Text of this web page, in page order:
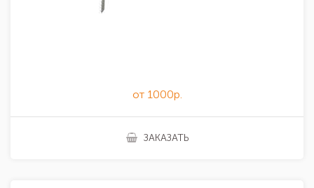
от 1000р.
ЗАКАЗАТЬ